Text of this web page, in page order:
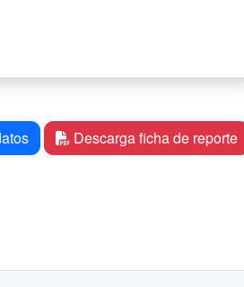
Descarga ficha de reporte